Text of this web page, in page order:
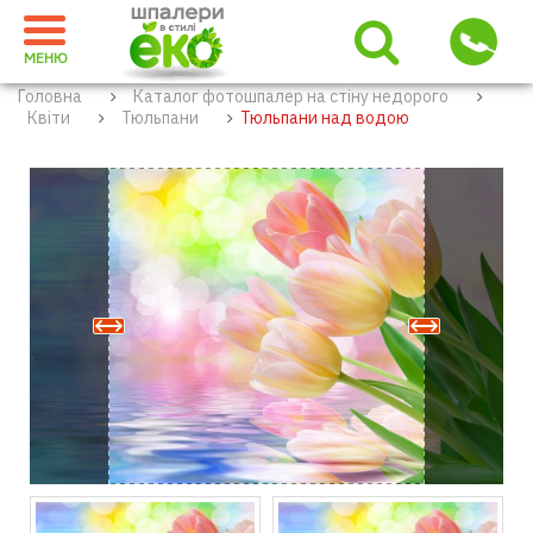
МЕНЮ
Головна
Каталог фотошпалер на стіну недорого
Квіти
Тюльпани Тюльпани над водою